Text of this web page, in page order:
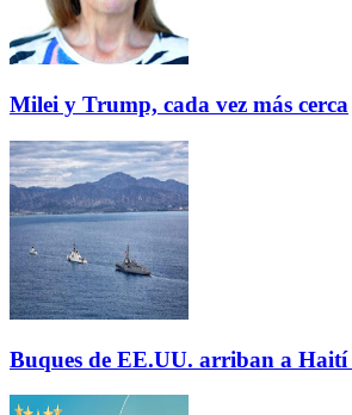
Milei y Trump, cada vez más cerca
Buques de EE.UU. arriban a